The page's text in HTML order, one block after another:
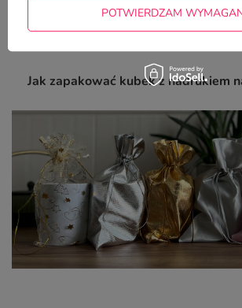
Z NASZEGO
Jak zapakować kubek z nadrukiem
POTWIERDZAM